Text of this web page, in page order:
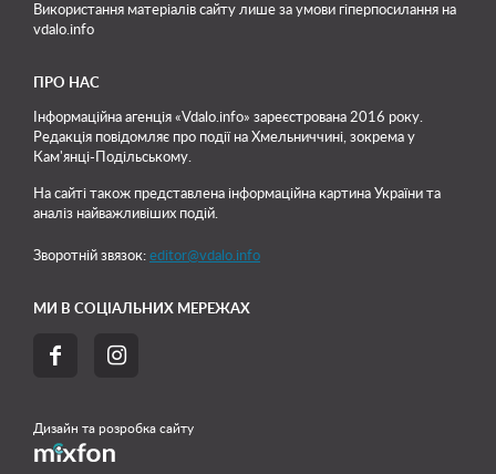
Використання матеріалів сайту лише за умови гіперпосилання на
vdalo.info
ПРО НАС
Інформаційна агенція «Vdalo.info» зареєстрована 2016 року.
Редакція повідомляє про події на Хмельниччині, зокрема у
Кам'янці-Подільському.
На сайті також представлена інформаційна картина України та
аналіз найважливіших подій.
Зворотній звязок: editor@vdalo.info
МИ В СОЦІАЛЬНИХ МЕРЕЖАХ
 
Дизайн та розробка сайту